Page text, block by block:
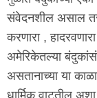
संवेदनशील असाल तर
करणारा ,
अमेरिकेतल्या
असतानाच्या या
धार्मिक वाटतील